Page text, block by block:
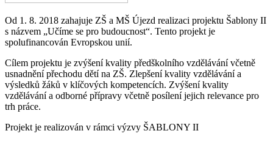
Od 1. 8. 2018 zahajuje ZŠ a MŠ Újezd realizaci projektu Šablony II
s názvem „Učíme se pro budoucnost“. Tento projekt je
spolufinancován Evropskou unií.
Cílem projektu je zvýšení kvality předškolního vzdělávání včetně
usnadnění přechodu dětí na ZŠ. Zlepšení kvality vzdělávání a
výsledků žáků v klíčových kompetencích. Zvýšení kvality
vzdělávání a odborné přípravy včetně posílení jejich relevance pro
trh práce.
Projekt je realizován v rámci výzvy ŠABLONY II